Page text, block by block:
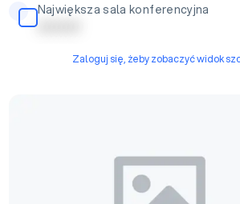
Największa sala konferencyjna
| | | | | | | | |
Zaloguj się, żeby zobaczyć widok